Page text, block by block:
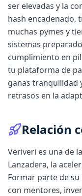
ser elevadas y la
hash encadenado,
muchas pymes y
sistemas
cumplimiento en
tu plataforma de
ganas tranquilidad
retrasos en la
Relación
Veriveri es una de
Lanzadera, la
Formar parte de
con mentores,